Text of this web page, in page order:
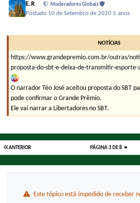
E.R Moderadores Globais
Postado 10 de Setembro de 2020 5 anos
NOTÍCIAS
https://www.grandepremio.com.br/outras/
proposta-do-sbt-e-deixa-de-transmitir-
O narrador Téo José aceitou proposta do SBT
pode confirmar o Grande Prêmio.
Ele vai narrar a Libertadores no SBT.
ANTERIOR PÁGINA 3 DE 8
Este tópico está impedido de receber